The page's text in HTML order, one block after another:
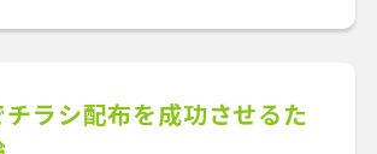
ラシ配布を成功させるた